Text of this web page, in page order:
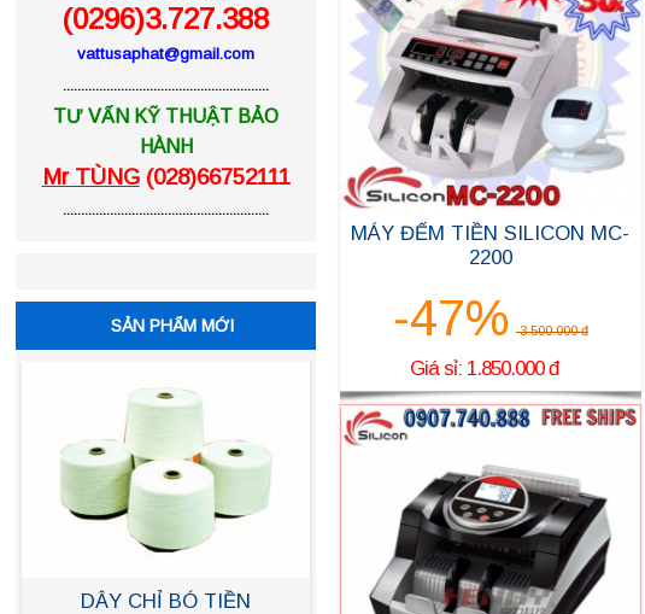
MÁY ĐẾM TIỀN SILICON MC-
2200
-47% 3.500.000 đ
Giá sỉ: 1.850.000 đ
(0296)3.727.388
vattusaphat@gmail.com
.........................................................
TƯ VẤN KỸ THUẬT BẢO
HÀNH
Mr TÙNG(028)66752111
.........................................................
SẢN PHẨM MỚI
DÂY CHỈ BÓ TIỀN